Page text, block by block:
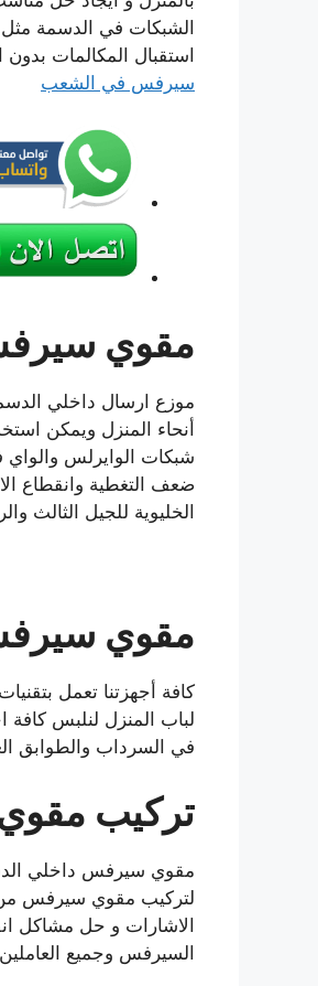
الشبكات في الدسمة مثل
استقبال المكالمات
سيرفس في الشعب
مقوي
موزع ارسال داخلي
أنحاء المنزل ويمكن
شبكات الوايرلس والواي
ضعف التغطية وانقطاع
الخليوية للجيل الثالث
مقوي
كافة أجهزتنا تعمل
لباب المنزل لنلبس
في السرداب والطوابق
تركيب
مقوي سيرفس داخلي
لتركيب مقوي سيرفس من
الاشارات و حل مشاكل
السيرفس وجميع